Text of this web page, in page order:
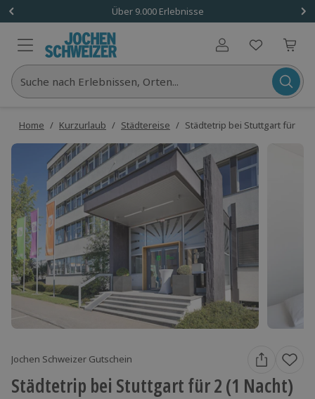
Über 9.000 Erlebnisse
Benutzerkonto
Suche nach Erlebnissen, Orten...
Home / Kurzurlaub / Städtereise / Städtetrip bei Stuttgart für 2 (1
Jochen Schweizer Gutschein
Städtetrip bei Stuttgart für 2 (1 Nacht)